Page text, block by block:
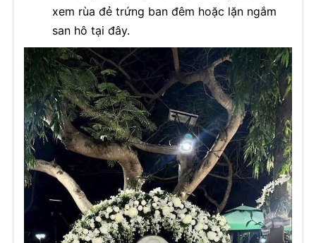
xem rùa đẻ trứng ban đêm hoặc lặn ngắm
san hô tại đây.